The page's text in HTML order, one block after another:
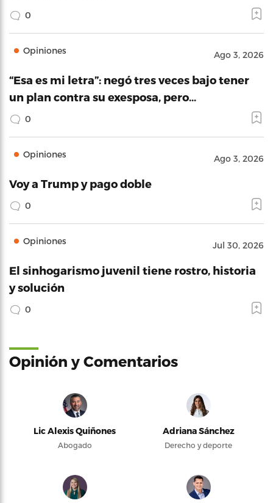
0
Opiniones Ago 3, 2026
“Esa es mi letra”: negó tres veces bajo tener
un plan contra su exesposa, pero…
0
Opiniones Ago 3, 2026
Voy a Trump y pago doble
0
Opiniones Jul 30, 2026
El sinhogarismo juvenil tiene rostro, historia
y solución
0
Opinión y Comentarios
Lic Alexis Quiñones
Abogado
Adriana Sánchez
Derecho y deporte